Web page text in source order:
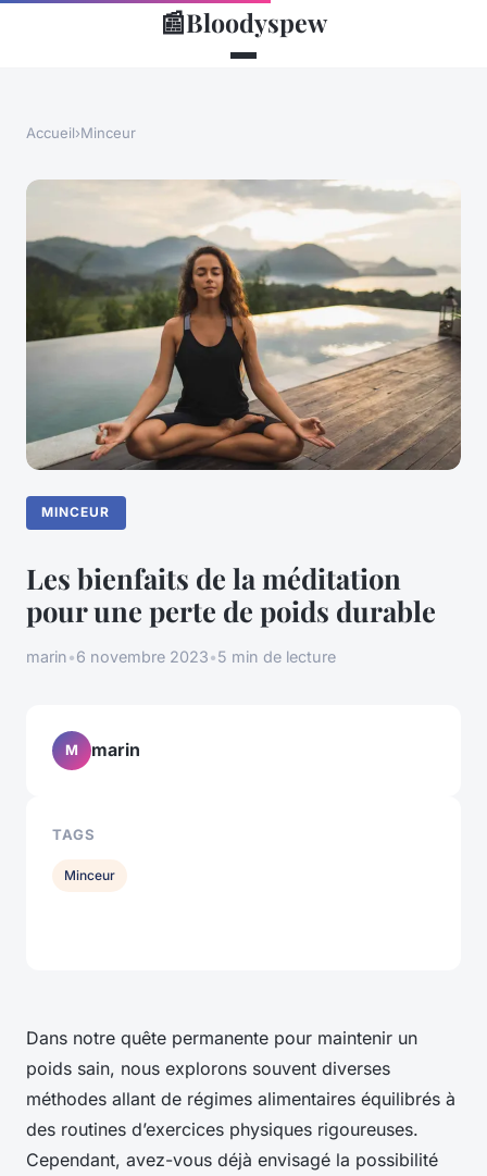
📰Bloodyspew
Accueil›Minceur
MINCEUR
Les bienfaits de la méditation
pour une perte de poids durable
marin•6 novembre 2023•5 min de lecture
Dans notre quête permanente pour maintenir un
poids sain, nous explorons souvent diverses
méthodes allant de régimes alimentaires équilibrés à
des routines d’exercices physiques rigoureuses.
Cependant, avez-vous déjà envisagé la possibilité
M marin
TAGS
Minceur